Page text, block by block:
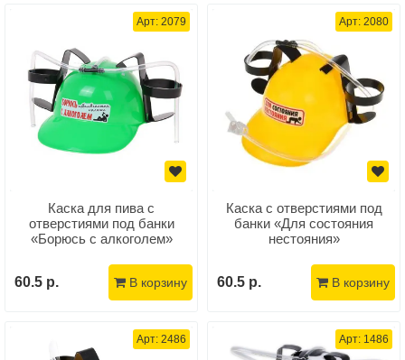
Арт: 2079
Каска для пива с
отверстиями под банки
«Борюсь с алкоголем»
60.5 р. В корзину
Арт: 2080
Каска с отверстиями под
банки «Для состояния
нестояния»
60.5 р. В корзину
Арт: 2486 Арт: 1486